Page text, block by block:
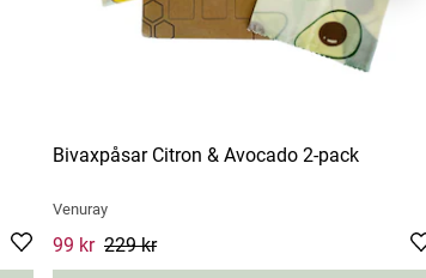
Bivaxpåsar Citron & Avocado 2-pack
Venuray
Current price
99 kr 229 kr